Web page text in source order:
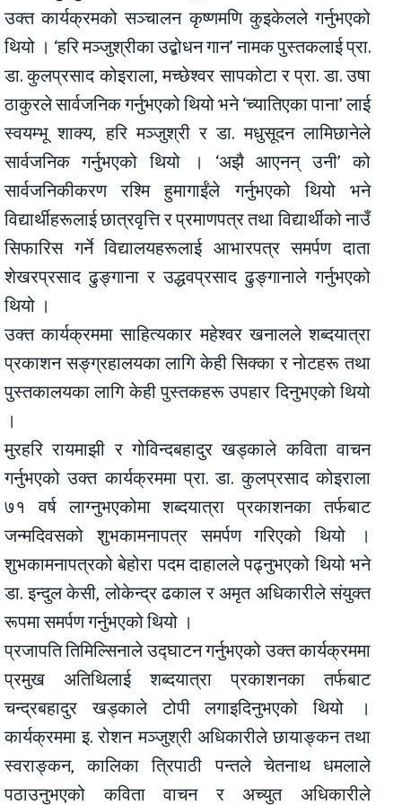
उक्त कार्यक्रमको सञ्चालन कृष्णमणि कुइकेलले गर्नुभएको
थियो । ‘हरि मञ्जुश्रीका उद्बोधन गान’ नामक पुस्तकलाई प्रा.
डा. कुलप्रसाद कोइराला, मच्छेश्वर सापकोटा र प्रा. डा. उषा
ठाकुरले सार्वजनिक गर्नुभएको थियो भने ‘च्यातिएका पाना’ लाई
स्वयम्भू शाक्य, हरि मञ्जुश्री र डा. मधुसूदन लामिछानेले
सार्वजनिक गर्नुभएको थियो । ‘अझै आएनन् उनी’ को
सार्वजनिकीकरण रश्मि हुमागाईंले गर्नुभएको थियो भने
विद्यार्थीहरूलाई छात्रवृत्ति र प्रमाणपत्र तथा विद्यार्थीको नाउँ
सिफारिस गर्ने विद्यालयहरूलाई आभारपत्र समर्पण दाता
शेखरप्रसाद ढुङ्गाना र उद्धवप्रसाद ढुङ्गानाले गर्नुभएको
थियो ।
उक्त कार्यक्रममा साहित्यकार महेश्वर खनालले शब्दयात्रा
प्रकाशन सङ्ग्रहालयका लागि केही सिक्का र नोटहरू तथा
पुस्तकालयका लागि केही पुस्तकहरू उपहार दिनुभएको थियो
।
मुरहरि रायमाझी र गोविन्दबहादुर खड्काले कविता वाचन
गर्नुभएको उक्त कार्यक्रममा प्रा. डा. कुलप्रसाद कोइराला
७१ वर्ष लाग्नुभएकोमा शब्दयात्रा प्रकाशनका तर्फबाट
जन्मदिवसको शुभकामनापत्र समर्पण गरिएको थियो ।
शुभकामनापत्रको बेहोरा पदम दाहालले पढ्नुभएको थियो भने
डा. इन्दुल केसी, लोकेन्द्र ढकाल र अमृत अधिकारीले संयुक्त
रूपमा समर्पण गर्नुभएको थियो ।
प्रजापति तिमिल्सिनाले उद्घाटन गर्नुभएको उक्त कार्यक्रममा
प्रमुख अतिथिलाई शब्दयात्रा प्रकाशनका तर्फबाट
चन्द्रबहादुर खड्काले टोपी लगाइदिनुभएको थियो ।
कार्यक्रममा इ. रोशन मञ्जुश्री अधिकारीले छायाङ्कन तथा
स्वराङ्कन, कालिका त्रिपाठी पन्तले चेतनाथ धमलाले
पठाउनुभएको कविता वाचन र अच्युत अधिकारीले